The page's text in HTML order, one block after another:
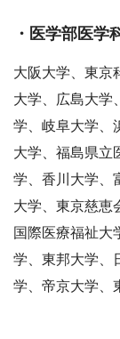
・医学部医学
大阪大学、東京
大学、広島大学
学、岐阜大学、
大学、福島県立
学、香川大学、
大学、東京慈恵
国際医療福祉大
学、東邦大学、
学、帝京大学